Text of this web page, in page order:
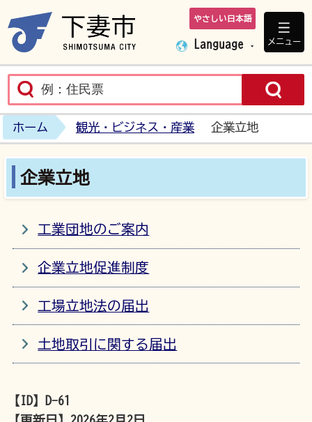
下妻市ホームペ
やさしい日本語
Language メニュー
ホーム 観光・ビジネス・産業 企業立地
企業立地
工業団地のご案内
企業立地促進制度
工場立地法の届出
土地取引に関する届出
【ID】
D-61